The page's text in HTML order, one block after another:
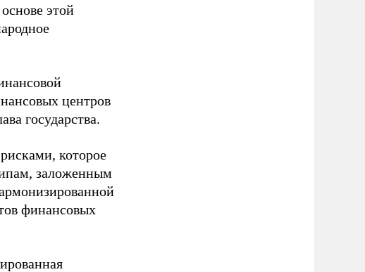
этой
центров
государства.
которое
заложенным
финансовых